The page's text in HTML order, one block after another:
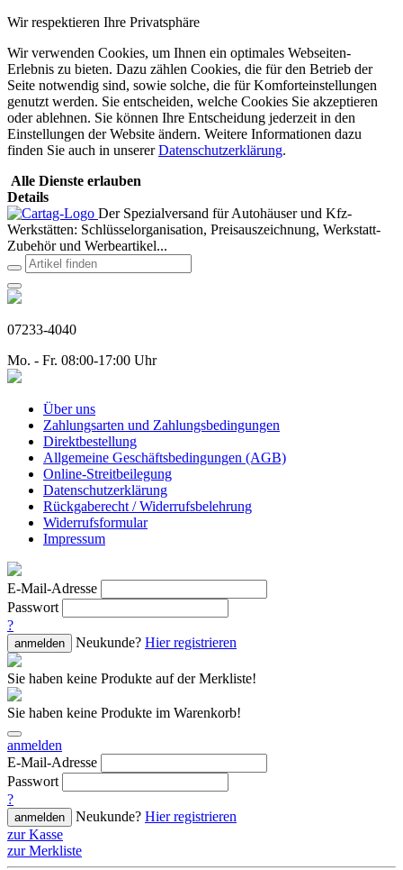
Wir respektieren Ihre Privatsphäre
Wir verwenden Cookies, um Ihnen ein optimales Webseiten-
Erlebnis zu bieten. Dazu zählen Cookies, die für den Betrieb der
Seite notwendig sind, sowie solche, die für Komforteinstellungen
genutzt werden. Sie entscheiden, welche Cookies Sie akzeptieren
oder ablehnen. Sie können Ihre Entscheidung jederzeit in den
Einstellungen der Website ändern. Weitere Informationen dazu
finden Sie auch in unsererDatenschutzerklärung.
Alle Dienste erlauben
Details
Der Spezialversand für Autohäuser und Kfz-
Werkstätten: Schlüsselorganisation, Preisauszeichnung, Werkstatt-
Zubehör und Werbeartikel...
07233-4040
Mo. - Fr. 08:00-17:00 Uhr
Über uns
Zahlungsarten und Zahlungsbedingungen
Direktbestellung
Allgemeine Geschäftsbedingungen (AGB)
Online-Streitbeilegung
Datenschutzerklärung
Rückgaberecht / Widerrufsbelehrung
Widerrufsformular
Impressum
E-Mail-Adresse
Passwort
?
anmelden Neukunde? Hier registrieren
Sie haben keine Produkte auf der Merkliste!
Sie haben keine Produkte im Warenkorb!
anmelden
E-Mail-Adresse
Passwort
?
anmelden Neukunde? Hier registrieren
zur Kasse
zur Merkliste